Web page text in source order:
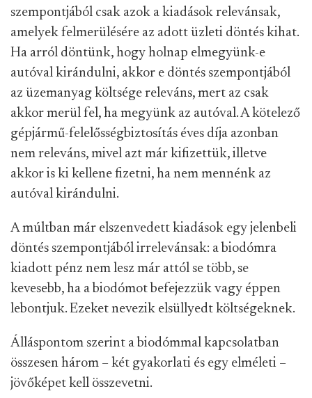
szempontjából csak azok a kiadások relevánsak,
amelyek felmerülésére az adott üzleti döntés kihat.
Ha arról döntünk, hogy holnap elmegyünk-e
autóval kirándulni, akkor e döntés szempontjából
az üzemanyag költsége releváns, mert az csak
akkor merül fel, ha megyünk az autóval. A kötelező
gépjármű-felelősségbiztosítás éves díja azonban
nem releváns, mivel azt már kifizettük, illetve
akkor is ki kellene fizetni, ha nem mennénk az
autóval kirándulni.
A múltban már elszenvedett kiadások egy jelenbeli
döntés szempontjából irrelevánsak: a biodómra
kiadott pénz nem lesz már attól se több, se
kevesebb, ha a biodómot befejezzük vagy éppen
lebontjuk. Ezeket nevezik elsüllyedt költségeknek.
Álláspontom szerint a biodómmal kapcsolatban
összesen három – két gyakorlati és egy elméleti –
jövőképet kell összevetni.